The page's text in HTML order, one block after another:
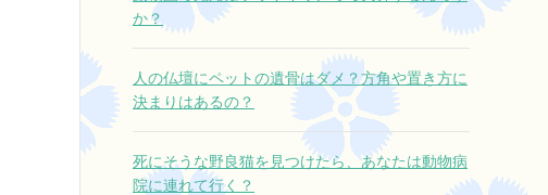
今日初めてお会いしたのに
泣きながら話す僕に寄り添い
偶然にも同じ境遇の方で
心から一緒に悲しんでくださいまし
た。
仕事として来られたとは思えないほど
でした。
素晴らしいお仕事ですね。
どうか、お身体に気をつけて、これか
らも愛するペットを失って悲しむご家
族様達を1人でも多く救ってさしあげて
ください。
ありがとうございました。
か？
人の仏壇にペットの遺骨はダメ？方角や置き方に
決まりはあるの？
死にそうな野良猫を見つけたら、あなたは動物病
院に連れて行く？